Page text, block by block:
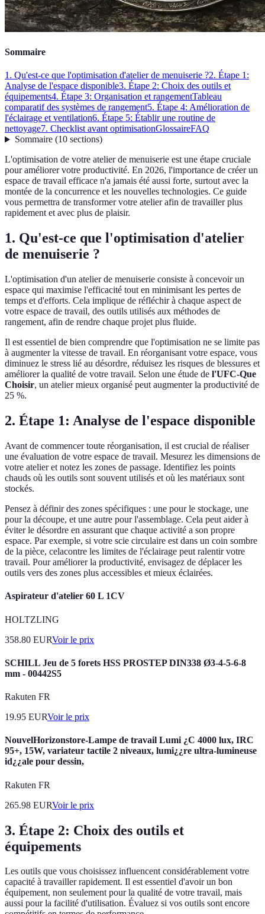
Sommaire
1. Qu'est-ce que l'optimisation d'atelier de menuiserie ?2. Étape 1:
Analyse de l'espace disponible3. Étape 2: Choix des outils et
équipements4. Étape 3: Organisation et rangementTableau
comparatif des systèmes de rangement5. Étape 4: Amélioration de
l'éclairage et ventilation6. Étape 5: Établir une routine de
nettoyage7. Checklist avant optimisationGlossaireFAQ
Sommaire(10 sections)
L'optimisation de votre atelier de menuiserie est une étape cruciale
pour améliorer votre productivité. En 2026, l'importance de créer un
espace de travail efficace n'a jamais été aussi forte, surtout avec la
montée de la concurrence et les nouvelles technologies. Ce guide
vous permettra de transformer votre atelier afin de travailler plus
rapidement et avec plus de plaisir.
1. Qu'est-ce que l'optimisation d'atelier
de menuiserie ?
L'optimisation d'un atelier de menuiserie consiste à concevoir un
espace qui maximise l'efficacité tout en minimisant les pertes de
temps et d'efforts. Cela implique de réfléchir à chaque aspect de
votre espace de travail, des outils utilisés aux méthodes de
rangement, afin de rendre chaque projet plus fluide.
Il est essentiel de bien comprendre que l'optimisation ne se limite pas
à augmenter la vitesse de travail. En réorganisant votre espace, vous
diminuez le stress lié au désordre, réduisez les risques de blessures et
améliorer la qualité de votre travail. Selon une étude de l'UFC-Que
Choisir, un atelier mieux organisé peut augmenter la productivité de
25 %.
2. Étape 1: Analyse de l'espace disponible
Avant de commencer toute réorganisation, il est crucial de réaliser
une évaluation de votre espace de travail. Mesurez les dimensions de
votre atelier et notez les zones de passage. Identifiez les points
chauds où les outils sont souvent utilisés et où les matériaux sont
stockés.
Pensez à définir des zones spécifiques : une pour le stockage, une
pour la découpe, et une autre pour l'assemblage. Cela peut aider à
éviter le désordre en assurant que chaque activité a son propre
espace. Par exemple, si votre scie circulaire est dans un coin sombre
de la pièce, celacontre les limites de l'éclairage peut ralentir votre
travail. Pour améliorer la productivité, envisagez de déplacer les
outils vers des zones plus accessibles et mieux éclairées.
Aspirateur d'atelier 60 L 1CV
HOLTZLING
358.80 EURVoir le prix
SCHILL Jeu de 5 forets HSS PROSTEP DIN338 Ø3-4-5-6-8
mm - 00442S5
Rakuten FR
19.95 EURVoir le prix
NouvelHorizonstore-Lampe de travail Lumi ¿C 4000 lux, IRC
95+, 15W, variateur tactile 2 niveaux, lumi¿¿re ultra-lumineuse
id¿¿ale pour dessin,
Rakuten FR
265.98 EURVoir le prix
3. Étape 2: Choix des outils et
équipements
Les outils que vous choisissez influencent considérablement votre
capacité à travailler rapidement. Il est essentiel d'avoir un bon
équipement, non seulement pour la qualité de votre travail, mais
aussi pour la facilité d'utilisation. Évaluez si vos outils sont encore